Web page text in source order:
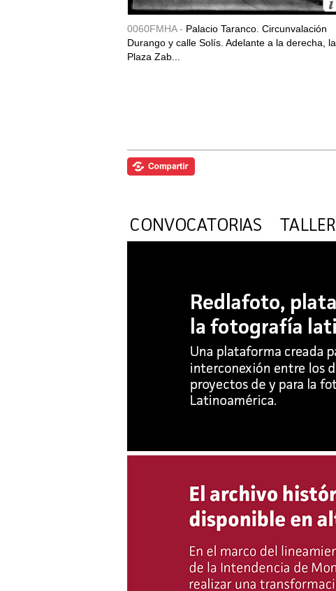
0060FMHA - Palacio Taranco. Circunvalación
Durango y calle Solís. Adelante a la derecha, la
Plaza Zab...